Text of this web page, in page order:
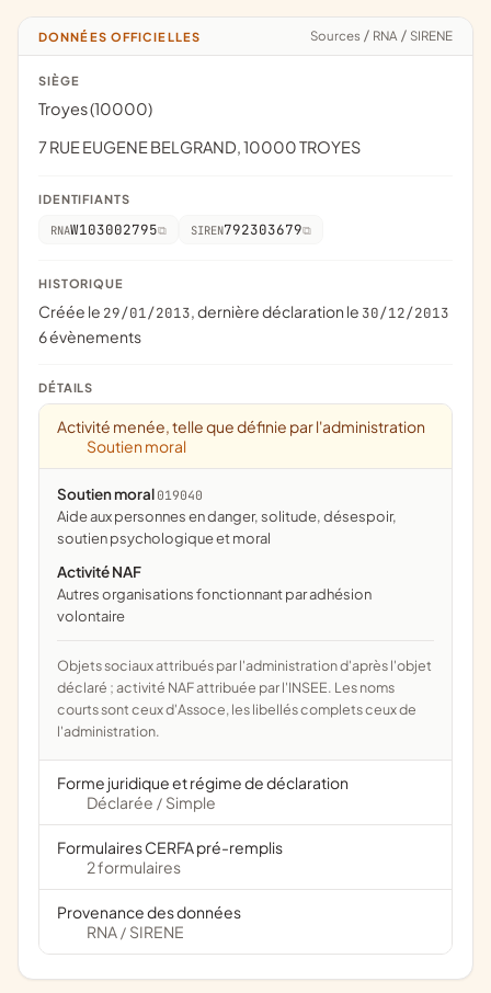
DONNÉES OFFICIELLES Sources / RNA / SIRENE
SIÈGE
Troyes (10000)
7 RUE EUGENE BELGRAND, 10000 TROYES
IDENTIFIANTS
RNAW103002795 SIREN792303679
HISTORIQUE
Créée le 29/01/2013, dernière déclaration le 30/12/2013
6 évènements
DÉTAILS
Activité menée, telle que définie par l'administration
Soutien moral
Soutien moral 019040
aide aux personnes en danger, solitude, désespoir,
soutien psychologique et moral
Activité NAF
Autres organisations fonctionnant par adhésion
volontaire
Objets sociaux attribués par l'administration d'après l'objet
déclaré ; activité NAF attribuée par l'INSEE. Les noms
courts sont ceux d'Assoce, les libellés complets ceux de
l'administration.
Forme juridique et régime de déclaration
Déclarée / Simple
Formulaires CERFA pré-remplis
2 formulaires
Provenance des données
RNA / SIRENE